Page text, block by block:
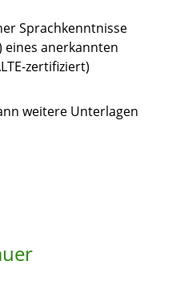
Sprachkenntnisse
eines anerkannten
zertifiziert)
weitere Unterlagen